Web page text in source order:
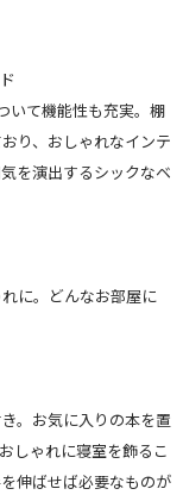
いて機能性も充実。棚
り、おしゃれなインテ
を演出するシックなベ
に。どんなお部屋に
。お気に入りの本を置
しゃれに寝室を飾るこ
伸ばせば必要なものが